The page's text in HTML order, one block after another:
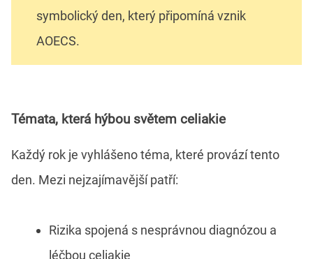
symbolický den, který připomíná vznik
AOECS.
Témata, která hýbou světem celiakie
Každý rok je vyhlášeno téma, které provází tento
den. Mezi nejzajímavější patří:
Rizika spojená s nesprávnou diagnózou a
léčbou celiakie